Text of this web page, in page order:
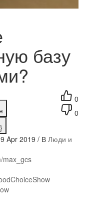
базу
0
0
Apr 2019 / В Люди и
max_gcs